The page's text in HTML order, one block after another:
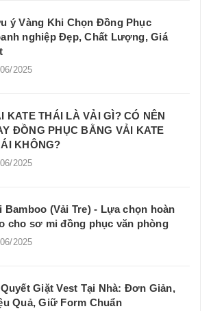
ý Vàng Khi Chọn Đồng Phục
nghiệp Đẹp, Chất Lượng, Giá
2025
KATE THÁI LÀ VẢI GÌ? CÓ NÊN
ĐỒNG PHỤC BẰNG VẢI KATE
KHÔNG?
2025
Bamboo (Vải Tre) - Lựa chọn hoàn
cho sơ mi đồng phục văn phòng
2025
Giặt Vest Tại Nhà: Đơn Giản,
Quả, Giữ Form Chuẩn